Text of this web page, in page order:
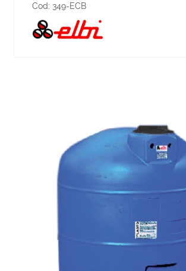
Cod: 349-ECB